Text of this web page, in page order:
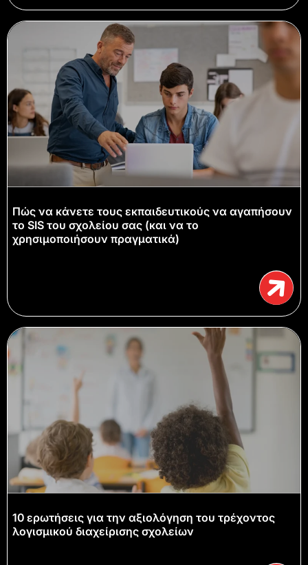
Πώς να κάνετε τους εκπαιδευτικούς να αγαπήσουν
το SIS του σχολείου σας (και να το
χρησιμοποιήσουν πραγματικά)
10 ερωτήσεις για την αξιολόγηση του τρέχοντος
λογισμικού διαχείρισης σχολείων